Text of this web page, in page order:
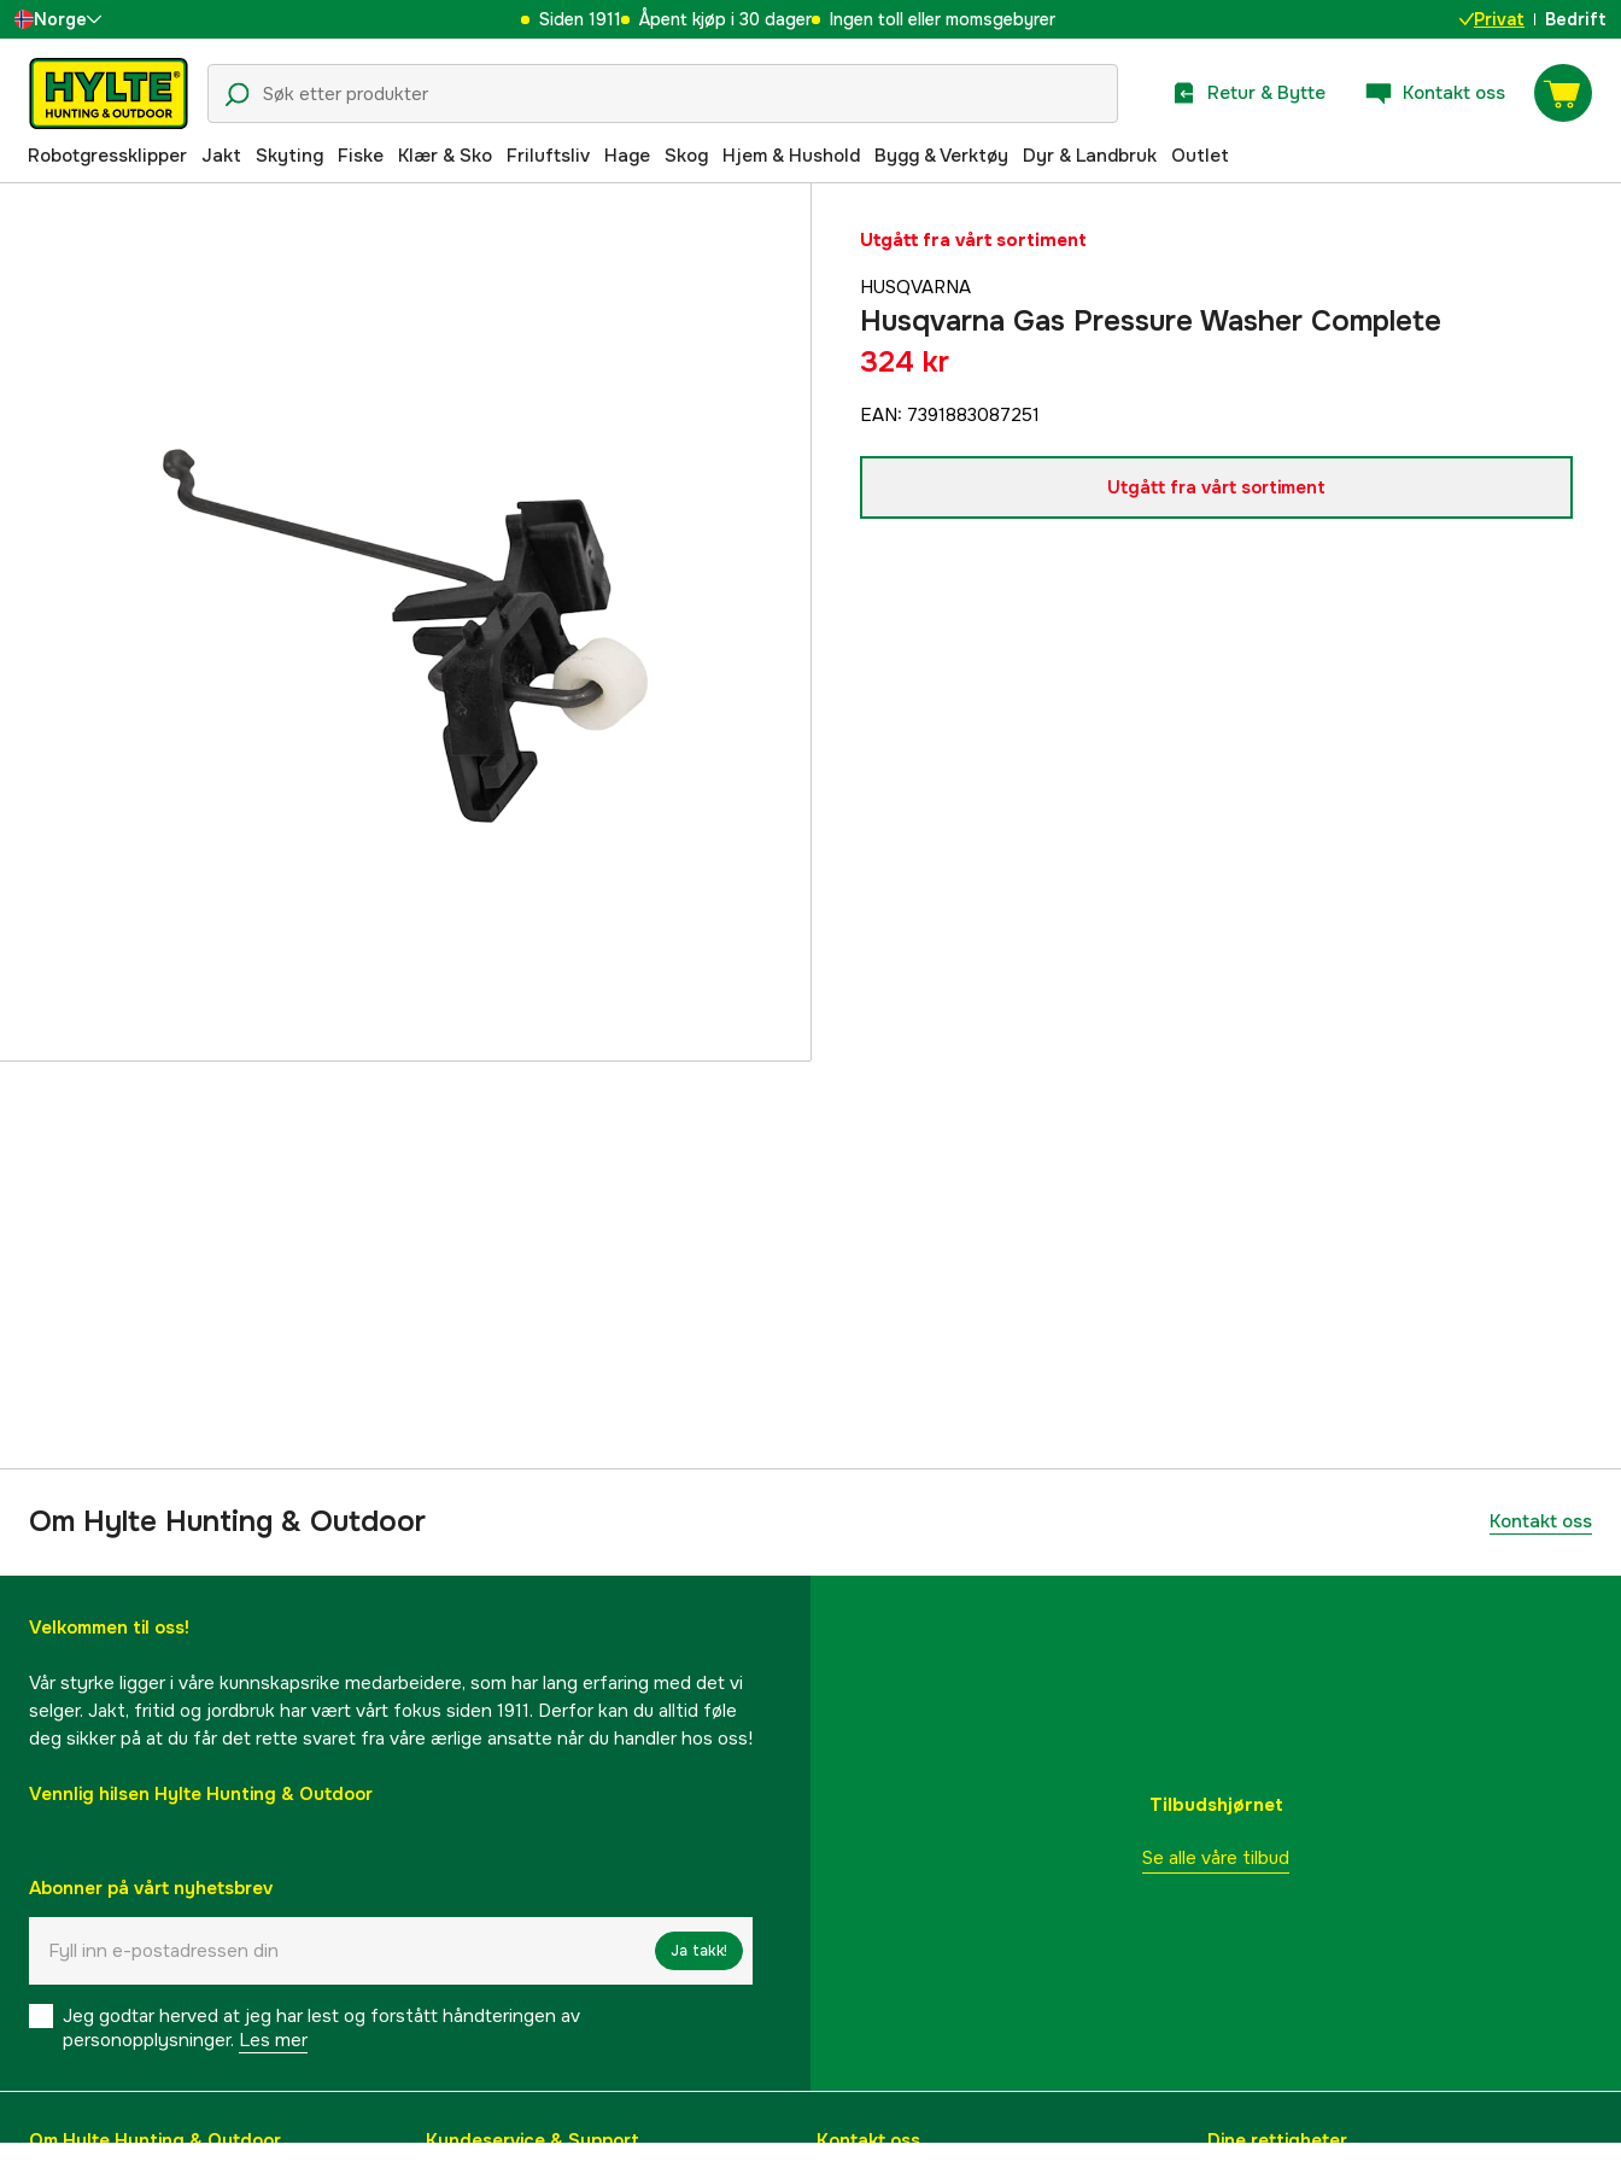
Norge
Sverige
Danmark
Suomi
Siden 1911 Åpent kjøp i 30 dager Ingen toll eller momsgebyrer Privat Bedrift
Retur & Bytte Kontakt oss
Robotgressklipper Jakt Skyting Fiske Klær & Sko Friluftsliv Hage Skog Hjem & Hushold Bygg & Verktøy Dyr & Landbruk Outlet
Utgått fra vårt sortiment
HUSQVARNA
Husqvarna Gas Pressure Washer Complete
324 kr
EAN: 7391883087251
Utgått fra vårt sortiment
Om Hylte Hunting & Outdoor Kontakt oss
Velkommen til oss!
Vår styrke ligger i våre kunnskapsrike medarbeidere, som har lang erfaring med det vi
selger. Jakt, fritid og jordbruk har vært vårt fokus siden 1911. Derfor kan du alltid føle
deg sikker på at du får det rette svaret fra våre ærlige ansatte når du handler hos oss!
Vennlig hilsen Hylte Hunting & Outdoor
Abonner på vårt nyhetsbrev
Ja takk!
Jeg godtar herved at jeg har lest og forstått håndteringen av
personopplysninger. Les mer
Tilbudshjørnet
Se alle våre tilbud
Om Hylte Hunting & Outdoor Kundeservice & Support Kontakt oss Dine rettigheter